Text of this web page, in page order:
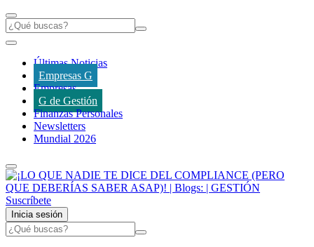
Últimas Noticias
Empresas G
Empresas
G de Gestión
Finanzas Personales
Newsletters
Mundial 2026
Suscríbete
Inicia sesión